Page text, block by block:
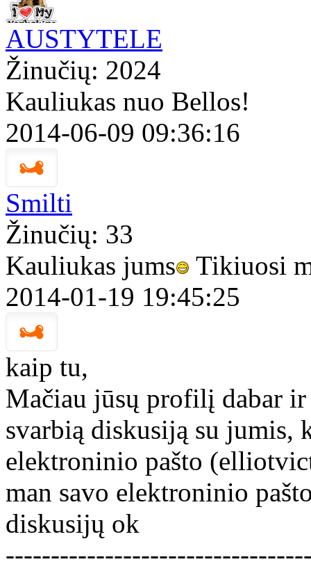
AUSTYTELE
Žinučių: 2024
Kauliukas nuo Bellos!
2014-06-09 09:36:16
Smilti
Žinučių: 33
Kauliukas jums
Tikiuosi
2014-01-19 19:45:25
kaip tu,
Mačiau jūsų profilį dabar
svarbią diskusiją su jumis,
elektroninio pašto
man savo elektroninio
diskusijų ok